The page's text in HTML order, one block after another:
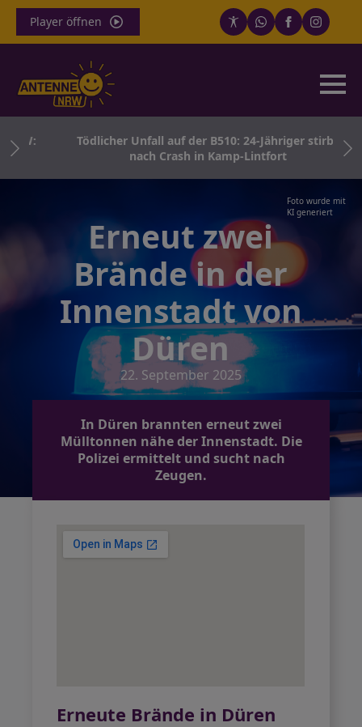
Player öffnen
Tödlicher Unfall auf der B510: 24-Jähriger stirbt
nach Crash in Kamp-Lintfort
Foto wurde mit
KI generiert
Erneut zwei
Brände in der
Innenstadt von
Düren
22. September 2025
In Düren brannten erneut zwei
Mülltonnen nähe der Innenstadt. Die
Polizei ermittelt und sucht nach
Zeugen.
Erneute Brände in Düren